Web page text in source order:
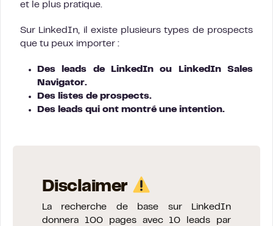
et le plus pratique.
Sur LinkedIn, il existe plusieurs types de prospects
que tu peux importer :
Des leads de LinkedIn ou LinkedIn Sales
Navigator.
Des listes de prospects.
Des leads qui ont montré une intention.
Disclaimer
La recherche de base sur LinkedIn
donnera 100 pages avec 10 leads par